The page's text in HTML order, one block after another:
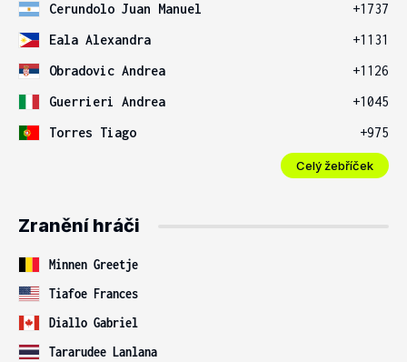
Cerundolo Juan Manuel
+1737
Eala Alexandra
+1131
Obradovic Andrea
+1126
Guerrieri Andrea
+1045
Torres Tiago
+975
Celý žebříček
Zranění hráči
Minnen Greetje
Tiafoe Frances
Diallo Gabriel
Tararudee Lanlana